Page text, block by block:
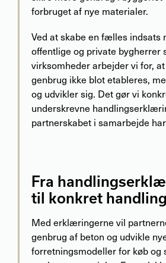
forbruget af nye materialer.
Ved at skabe en fælles indsats
offentlige og private bygherrer
virksomheder arbejder vi for,
genbrug ikke blot etableres,
og udvikler sig. Det gør vi
underskrevne
partnerskabet i samarbejde
Fra
til konkret handling
Med erklæringerne vil
genbrug af beton og udvikle
forretningsmodeller for køb og